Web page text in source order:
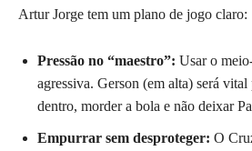
Artur Jorge tem um plano de jogo claro:
Pressão no “maestro”: Usar o
agressiva. Gerson (em alta) será
dentro, morder a bola e não deixar
Empurrar sem desproteger: O